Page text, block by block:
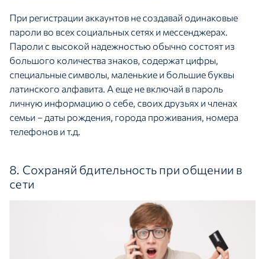
При регистрации аккаунтов не создавай одинаковые
пароли во всех социальных сетях и мессенджерах.
Пароли с высокой надежностью обычно состоят из
большого количества знаков, содержат цифры,
специальные символы, маленькие и большие буквы
латинского алфавита. А еще не включай в пароль
личную информацию о себе, своих друзьях и членах
семьи – даты рождения, города проживания, номера
телефонов и т.д.
8. Сохраняй бдительность при общении в
сети